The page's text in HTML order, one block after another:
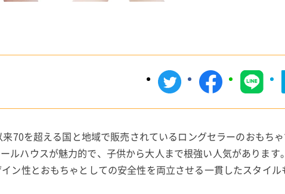
70を超える国と地域で販売されているロングセラーのおもちゃ
ルハウスが魅力的で、子供から大人まで根強い人気があります。
ン性とおもちゃとしての安全性を両立させる一貫したスタイル